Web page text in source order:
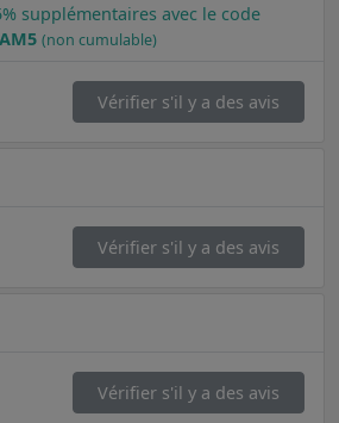
supplémentaires avec le code
(non cumulable)
Vérifier s'il y a des avis
Vérifier s'il y a des avis
Vérifier s'il y a des avis